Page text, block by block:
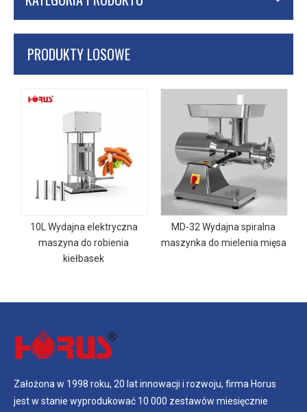
PRODUKTY LOSOWE
10L Wydajna elektryczna
maszyna do robienia
kiełbasek
MD-32 Wydajna spiralna
maszynka do mielenia mięsa
Założona w 1998 roku, 20 lat innowacji i rozwoju, firma Horus
jest w stanie wyprodukować 10 000 zestawów miesięcznie